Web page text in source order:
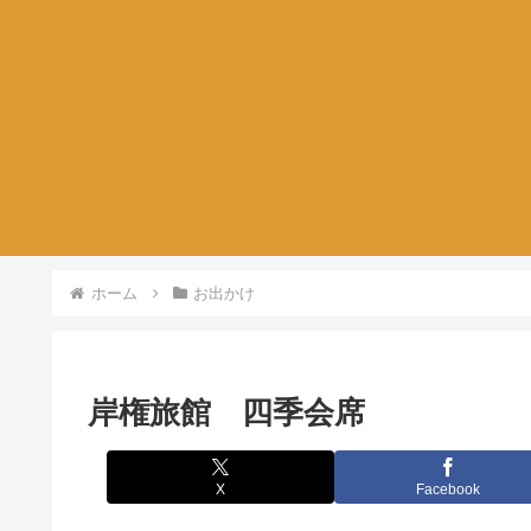
ホーム お出かけ
岸権旅館 四季会席
X Facebook